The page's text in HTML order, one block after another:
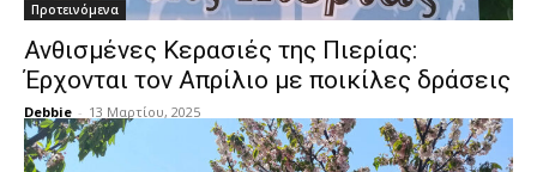
Προτεινόμενα
Ανθισμένες Κερασιές της Πιερίας:
Έρχονται τον Απρίλιο με ποικίλες δράσεις
Debbie - 13 Μαρτίου, 2025